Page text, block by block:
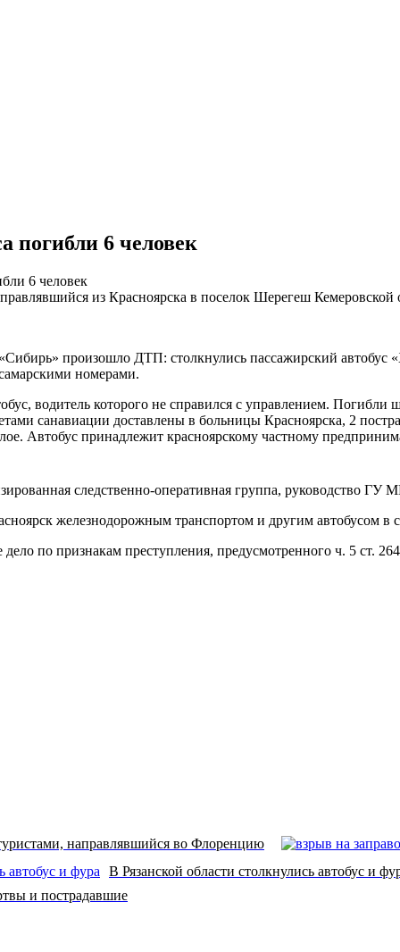
погибли 6 человек
6 человек
произошло ДТП: столкнулись пассажирский автобус
номерами.
водитель которого не справился с управлением. Погибли
санавиации доставлены в больницы Красноярска, 2
Автобус принадлежит красноярскому частному
следственно-оперативная группа, руководство ГУ
железнодорожным транспортом и другим автобусом
дело по признакам преступления, предусмотренного ч. 5
направлявшийся во Флоренцию
В Рязанской области столкнулись автобус и
и пострадавшие